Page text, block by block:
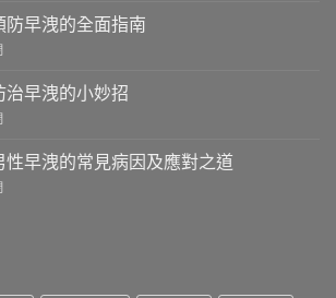
防早洩的全面指南
治早洩的小妙招
性早洩的常見病因及應對之道